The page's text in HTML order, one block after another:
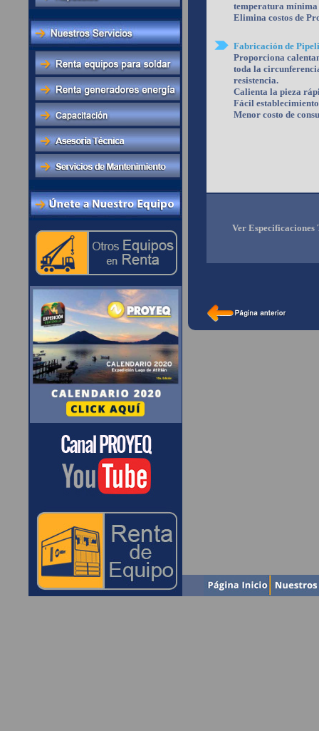
temperatura mínima
Elimina costos de
Fabricación de
Proporciona
toda la
resistencia.
Calienta la pieza
Fácil
Menor costo de
Ver Especificaciones